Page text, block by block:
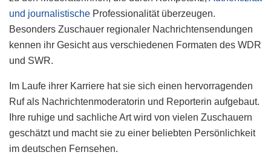
und journalistische Professionalität überzeugen.
Besonders Zuschauer regionaler Nachrichtensendungen
kennen ihr Gesicht aus verschiedenen Formaten des WDR
und SWR.
Im Laufe ihrer Karriere hat sie sich einen hervorragenden
Ruf als Nachrichtenmoderatorin und Reporterin aufgebaut.
Ihre ruhige und sachliche Art wird von vielen Zuschauern
geschätzt und macht sie zu einer beliebten Persönlichkeit
im deutschen Fernsehen.